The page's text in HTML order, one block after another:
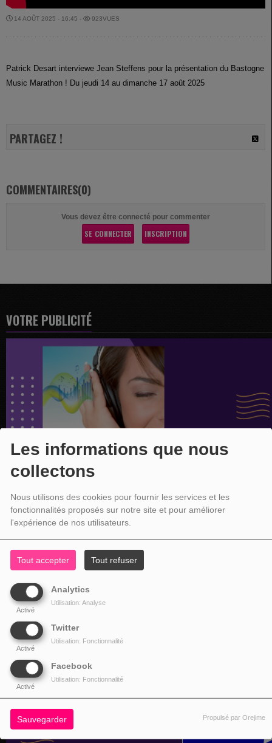
Les informations que nous
collectons
Nous utilisons des cookies pour fournir les services et les
fonctionnalités proposés sur notre site et pour améliorer
l'expérience de nos utilisateurs.
Tout accepter Tout refuser
Analytics
Activé
Utilisation: Analyse
Twitter
Activé
Utilisation: Fonctionnalité
Facebook
Activé
Utilisation: Fonctionnalité
Sauvegarder Propulsé par Orejime
14 AOÛT 2025 - 16:45 - 923VUES
Patrick Desart interviewe Jean Steffens pour la présentation du Bastogne
Music Marathon ! Du jeudi 14 au dimanche 17 août 2025
PARTAGEZ !
COMMENTAIRES(0)
Vous devez être connecté pour commenter
SE CONNECTER INSCRIPTION
VOTRE PUBLICITÉ